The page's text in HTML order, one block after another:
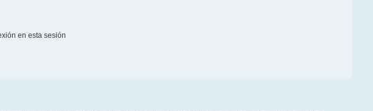
en esta sesión